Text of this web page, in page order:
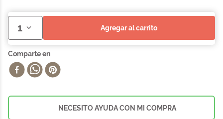
1 agregar al carrito
NECESITO AYUDA CON MI COMPRA